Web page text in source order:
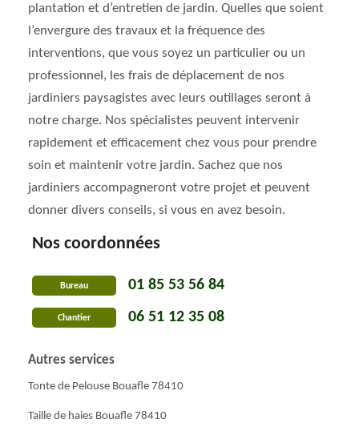
plantation et d’entretien de jardin. Quelles que soient
l’envergure des travaux et la fréquence des
interventions, que vous soyez un particulier ou un
professionnel, les frais de déplacement de nos
jardiniers paysagistes avec leurs outillages seront à
notre charge. Nos spécialistes peuvent intervenir
rapidement et efficacement chez vous pour prendre
soin et maintenir votre jardin. Sachez que nos
jardiniers accompagneront votre projet et peuvent
donner divers conseils, si vous en avez besoin.
Nos coordonnées
Bureau 01 85 53 56 84
Chantier 06 51 12 35 08
Autres services
Tonte de Pelouse Bouafle 78410
Taille de haies Bouafle 78410